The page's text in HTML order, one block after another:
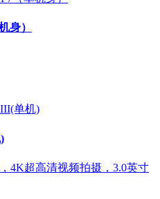
身）
4K超高清视频拍摄，3.0英寸